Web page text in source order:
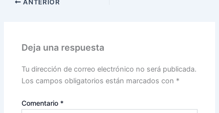
ANTERIOR
Deja una respuesta
Tu dirección de correo electrónico no será publicada.
Los campos obligatorios están marcados con *
Comentario *